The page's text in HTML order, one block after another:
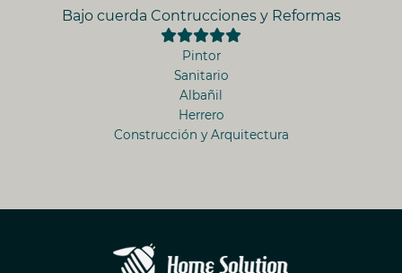
Bajo cuerda Contrucciones y Reformas
Pintor
Sanitario
Albañil
Herrero
Construcción y Arquitectura